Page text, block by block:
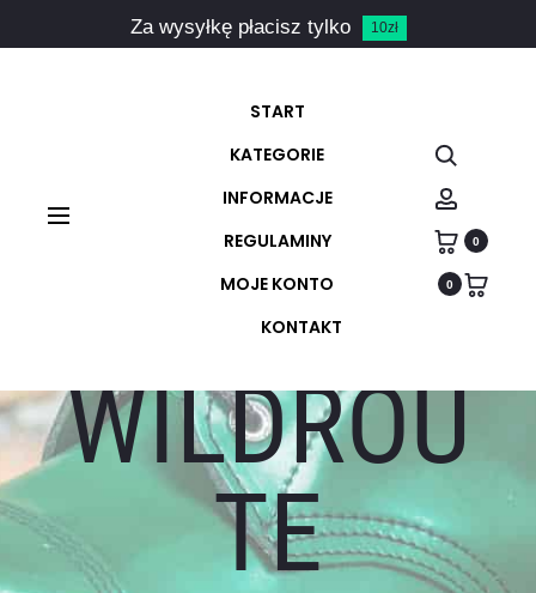
Za wysyłkę płacisz tylko 10zł
START
KATEGORIE
INFORMACJE
REGULAMINY
MOJE KONTO
KONTAKT
0
0
BUTY
WILDROU
TE